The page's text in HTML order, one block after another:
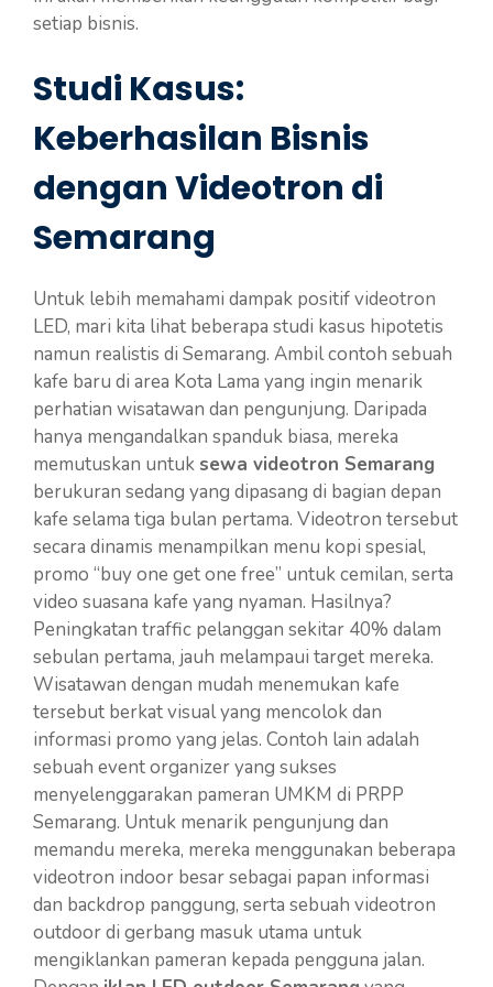
setiap bisnis.
Studi Kasus:
Keberhasilan Bisnis
dengan Videotron di
Semarang
Untuk lebih memahami dampak positif videotron
LED, mari kita lihat beberapa studi kasus hipotetis
namun realistis di Semarang. Ambil contoh sebuah
kafe baru di area Kota Lama yang ingin menarik
perhatian wisatawan dan pengunjung. Daripada
hanya mengandalkan spanduk biasa, mereka
memutuskan untuksewa videotron Semarang
berukuran sedang yang dipasang di bagian depan
kafe selama tiga bulan pertama. Videotron tersebut
secara dinamis menampilkan menu kopi spesial,
promo “buy one get one free” untuk cemilan, serta
video suasana kafe yang nyaman. Hasilnya?
Peningkatan traffic pelanggan sekitar 40% dalam
sebulan pertama, jauh melampaui target mereka.
Wisatawan dengan mudah menemukan kafe
tersebut berkat visual yang mencolok dan
informasi promo yang jelas. Contoh lain adalah
sebuah event organizer yang sukses
menyelenggarakan pameran UMKM di PRPP
Semarang. Untuk menarik pengunjung dan
memandu mereka, mereka menggunakan beberapa
videotron indoor besar sebagai papan informasi
dan backdrop panggung, serta sebuah videotron
outdoor di gerbang masuk utama untuk
mengiklankan pameran kepada pengguna jalan.